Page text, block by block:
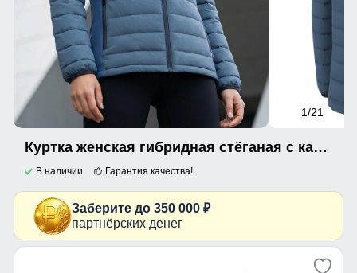
1/21
Куртка женская гибридная стёганая с капюшоном с графеновой подкладкой синего цвета 9622_1S
В наличии Гарантия качества!
Заберите до 350 000 ₽
партнёрских денег